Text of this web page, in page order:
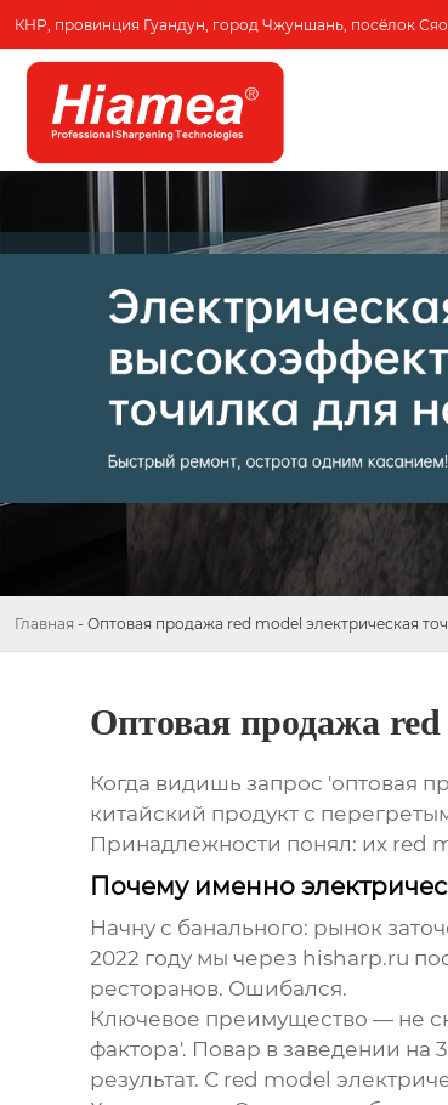
КНР, провинция Гуандун, город Чжуншань, посёлок
Главная - Оптовая продажа red model электрическая
Оптовая продажа
Когда видишь запрос 'оптовая
китайский продукт с
Принадлежности понял: их red
Почему именно
Начну с банального: рынок
2022 году мы через hisharp.ru
ресторанов. Ошибался.
Ключевое преимущество — не
фактора'. Повар в заведении на
результат. С red model